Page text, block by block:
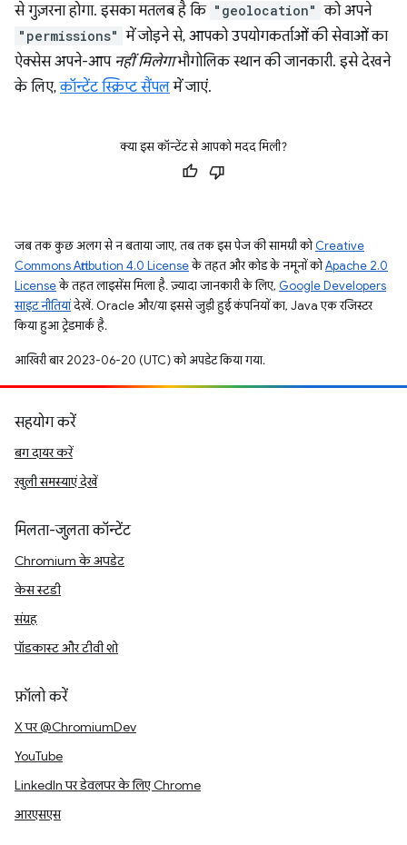
से गुज़रना होगा. इसका मतलब है कि "geolocation" को अपने
"permissions" में जोड़ने से, आपको उपयोगकर्ताओं की सेवाओं का
ऐक्सेस अपने-आप नहीं मिलेगाभौगोलिक स्थान की जानकारी. इसे देखने
के लिए,कॉन्टेंट स्क्रिप्ट सैंपलमें जाएं.
क्या इस कॉन्टेंट से आपको मदद मिली?
जब तक कुछ अलग से न बताया जाए, तब तक इस पेज की सामग्री कोCreative
Commons Attribution 4.0 Licenseके तहत और कोड के नमूनों कोApache 2.0
Licenseके तहत लाइसेंस मिला है. ज़्यादा जानकारी के लिए, Google Developers
साइट नीतियांदेखें. Oracle और/या इससे जुड़ी हुई कंपनियों का, Java एक रजिस्टर
किया हुआ ट्रेडमार्क है.
आखिरी बार 2023-06-20 (UTC) को अपडेट किया गया.
सहयोग करें
बग दायर करें
खुली समस्याएं देखें
मिलता-जुलता कॉन्टेंट
Chromium के अपडेट
केस स्टडी
संग्रह
पॉडकास्ट और टीवी शो
फ़ॉलो करें
X पर @ChromiumDev
YouTube
LinkedIn पर डेवलपर के लिए Chrome
आरएसएस